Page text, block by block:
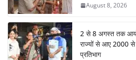
o
k
p August 8, 2026
2 से 8 अगस्त तक
राज्यों से आए 2000 से
प्रतिभाग